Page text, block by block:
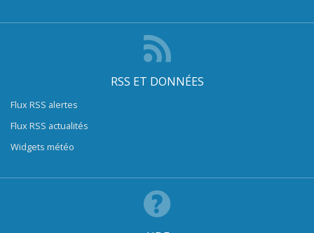
RSS ET DONNÉES
Flux RSS alertes
Flux RSS actualités
Widgets météo